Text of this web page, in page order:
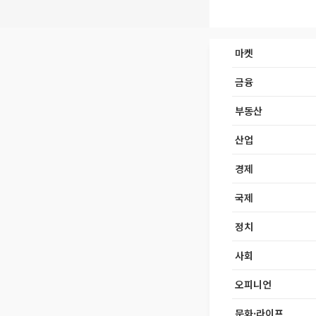
마켓
금융
부동산
산업
경제
국제
정치
사회
오피니언
문화·라이프